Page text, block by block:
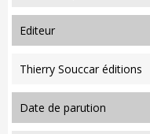
editeur
Thierry Souccar éditions
date de parution